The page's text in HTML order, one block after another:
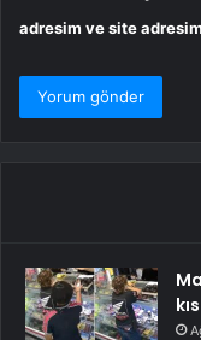
adresim ve site